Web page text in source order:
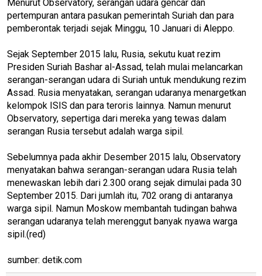
Menurut Observatory, serangan udara gencar dan
pertempuran antara pasukan pemerintah Suriah dan para
pemberontak terjadi sejak Minggu, 10 Januari di Aleppo.
Sejak September 2015 lalu, Rusia, sekutu kuat rezim
Presiden Suriah Bashar al-Assad, telah mulai melancarkan
serangan-serangan udara di Suriah untuk mendukung rezim
Assad. Rusia menyatakan, serangan udaranya menargetkan
kelompok ISIS dan para teroris lainnya. Namun menurut
Observatory, sepertiga dari mereka yang tewas dalam
serangan Rusia tersebut adalah warga sipil.
Sebelumnya pada akhir Desember 2015 lalu, Observatory
menyatakan bahwa serangan-serangan udara Rusia telah
menewaskan lebih dari 2.300 orang sejak dimulai pada 30
September 2015. Dari jumlah itu, 702 orang di antaranya
warga sipil. Namun Moskow membantah tudingan bahwa
serangan udaranya telah merenggut banyak nyawa warga
sipil.(red)
sumber: detik.com